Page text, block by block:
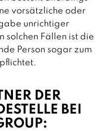
vorsätzliche oder
unrichtiger
solchen Fällen ist die
Person sogar zum
DER
BEI